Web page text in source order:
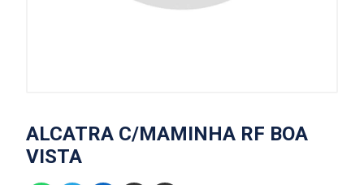
ALCATRA C/MAMINHA RF BOA
VISTA